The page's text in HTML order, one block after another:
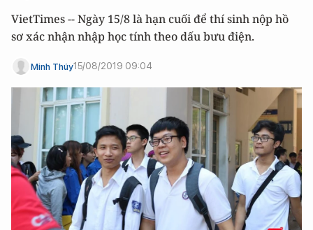
VietTimes -- Ngày 15/8 là hạn cuối để thí sinh nộp hồ
sơ xác nhận nhập học tính theo dấu bưu điện.
Minh Thúy15/08/2019 09:04